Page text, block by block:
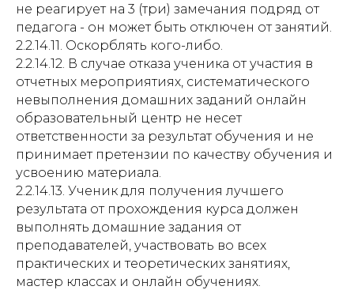
не реагирует на 3 (три) замечания подряд от
педагога - он может быть отключен от занятий.
2.2.14.11. Оскорблять кого-либо.
2.2.14.12. В случае отказа ученика от участия в
отчетных мероприятиях, систематического
невыполнения домашних заданий онлайн
образовательный центр не несет
ответственности за результат обучения и не
принимает претензии по качеству обучения и
усвоению материала.
2.2.14.13. Ученик для получения лучшего
результата от прохождения курса должен
выполнять домашние задания от
преподавателей, участвовать во всех
практических и теоретических занятиях,
мастер классах и онлайн обучениях.